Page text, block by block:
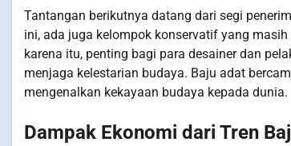
Tantangan berikutnya datang dari segi
ini, ada juga kelompok konservatif yang
karena itu, penting bagi para desainer dan
menjaga kelestarian budaya. Baju adat
mengenalkan kekayaan budaya kepada dunia.
Dampak Ekonomi dari Tren